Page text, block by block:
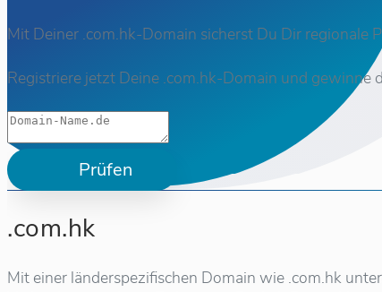
Mit Deiner .com.hk-Domain sicherst Du Dir regionale
Registriere jetzt Deine .com.hk-Domain und gewinne
Prüfen
.com.hk
Mit einer länderspezifischen Domain wie .com.hk